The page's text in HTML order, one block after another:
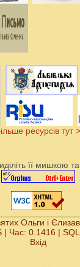
ресурсів тут
її мишкою
Ольги і
| Час: 0.1416 |
Вхід